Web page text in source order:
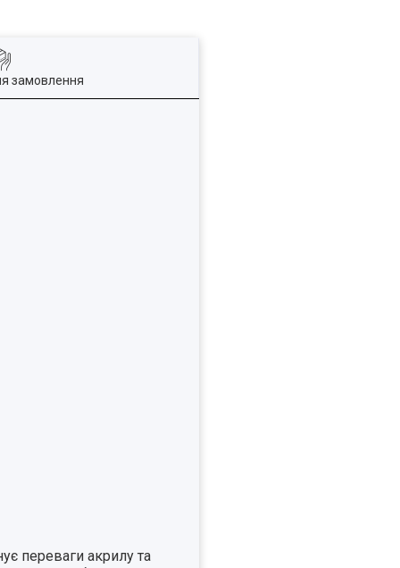
замовлення
переваги акрилу та